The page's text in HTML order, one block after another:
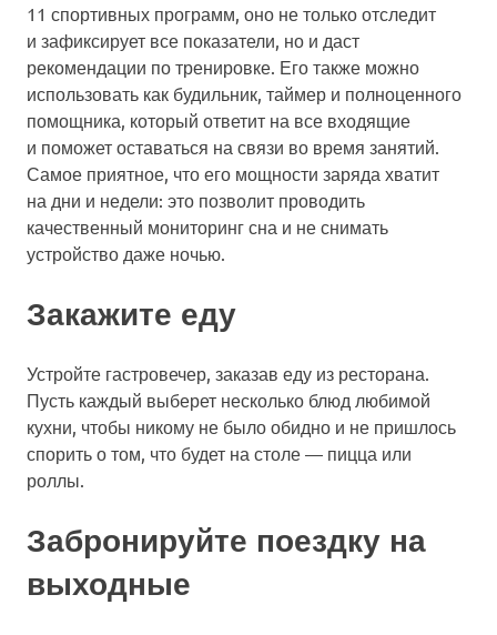
11 спортивных программ, оно не только отследит
и зафиксирует все показатели, но и даст
рекомендации по тренировке. Его также можно
использовать как будильник, таймер и полноценного
помощника, который ответит на все входящие
и поможет оставаться на связи во время занятий.
Самое приятное, что его мощности заряда хватит
на дни и недели: это позволит проводить
качественный мониторинг сна и не снимать
устройство даже ночью.
Закажите еду
Устройте гастровечер, заказав еду из ресторана.
Пусть каждый выберет несколько блюд любимой
кухни, чтобы никому не было обидно и не пришлось
спорить о том, что будет на столе — пицца или
роллы.
Забронируйте поездку на
выходные